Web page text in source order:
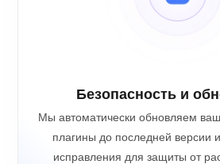
Безопасность и
Мы автоматически обновляем
плагины до последней версии
исправления для защиты от